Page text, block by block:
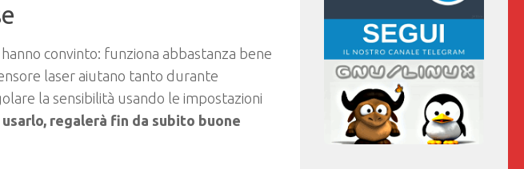
convinto: funziona abbastanza bene
laser aiutano tanto durante
la sensibilità usando le impostazioni
regalerà fin da subito buone